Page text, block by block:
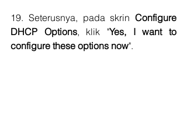
19. Seterusnya, pada skrin Configure
DHCP Options, klik "Yes, I want to
configure these options now".